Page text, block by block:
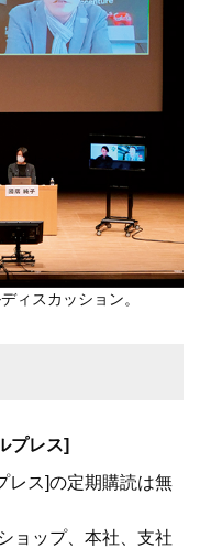
ィスカッション。
別ウィンドウで開きま
プレス]
レス]の定期購読は無
ョップ、本社、支社